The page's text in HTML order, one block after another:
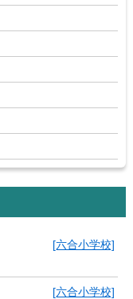
[六合小学校]
[六合小学校]